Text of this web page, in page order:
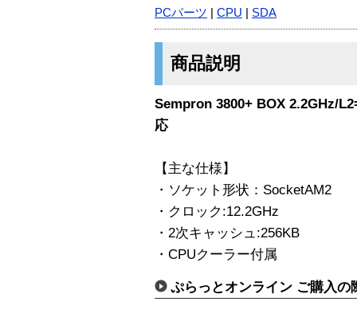
PCパーツ CPU SDA
商品説明
Sempron 3800+ BOX 2.2GHz/
応
【主な仕様】
・ソケット形状：SocketAM2
・クロック:12.2GHz
・2次キャッシュ:256KB
・CPUクーラー付属
ぷらっとオンライン ご購入の